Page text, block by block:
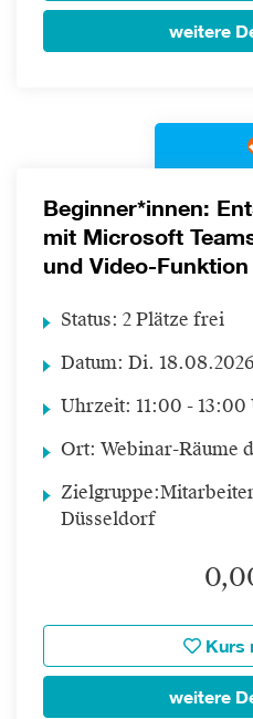
weitere
Beginner*innen:
mit Microsoft
und Video-
Status: 2 Plätze frei
Datum: Di. 18.08.2026
Uhrzeit: 11:00 - 13:00
Ort: Webinar-Räume
Zielgruppe:
Düsseldorf
Kurs
weitere